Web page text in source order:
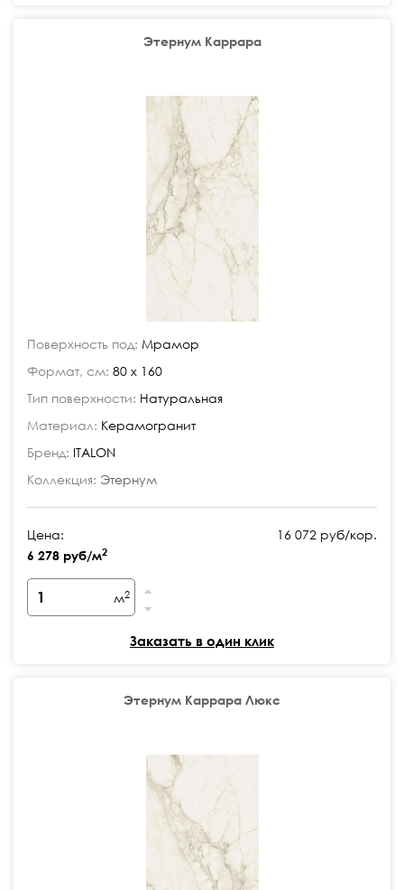
Этернум Каррара
Поверхность под: Мрамор
Формат, см: 80 x 160
Тип поверхности: Натуральная
Материал: Керамогранит
Бренд: ITALON
Коллекция: Этернум
Цена:
6 278 руб/м2
16 072 руб/кор.
м2
Заказать в один клик
Этернум Каррара Люкс